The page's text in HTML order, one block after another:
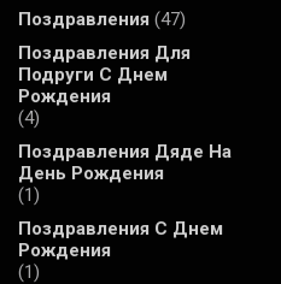
Поздравления (47)
Поздравления Для
Подруги С Днем
Рождения
(4)
Поздравления Дяде На
День Рождения
(1)
Поздравления С Днем
Рождения
(1)